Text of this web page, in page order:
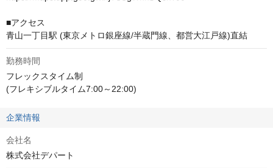
■アクセス
青山一丁目駅 (東京メトロ銀座線/半蔵門線、都営大江戸線)直結
勤務時間
フレックスタイム制
(フレキシブルタイム7:00～22:00)
企業情報
会社名
株式会社デパート